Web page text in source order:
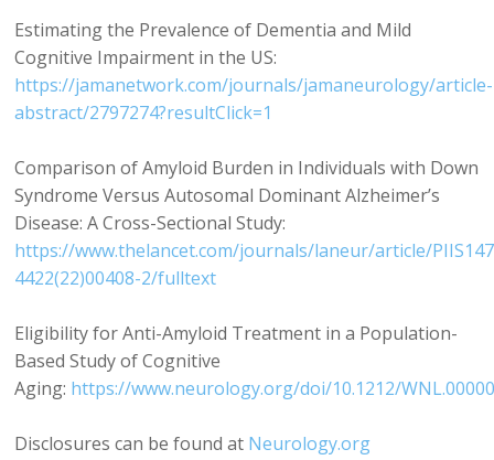
Estimating the Prevalence of Dementia and Mild
Cognitive Impairment in the US:
https://jamanetwork.com/journals/jamaneurology/article-
abstract/2797274?resultClick=1
Comparison of Amyloid Burden in Individuals with Down
Syndrome Versus Autosomal Dominant Alzheimer’s
Disease: A Cross-Sectional Study:
https://www.thelancet.com/journals/laneur/article/
4422(22)00408-2/fulltext
Eligibility for Anti-Amyloid Treatment in a Population-
Based Study of Cognitive
Aging: https://www.neurology.org/doi/10.1212/
Disclosures can be found at Neurology.org